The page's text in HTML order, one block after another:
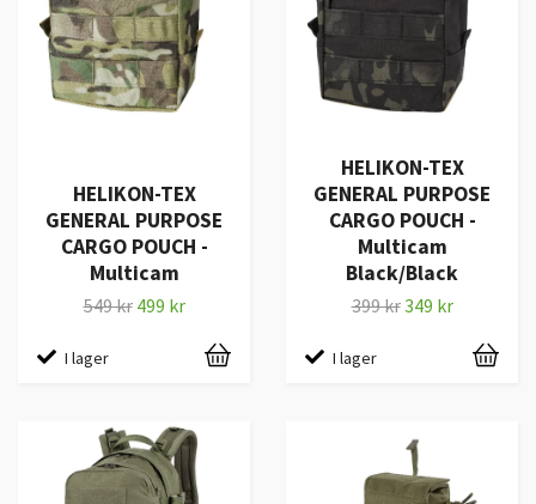
HELIKON-TEX
GENERAL PURPOSE
CARGO POUCH -
Multicam
549 kr 499 kr
I lager
HELIKON-TEX
GENERAL PURPOSE
CARGO POUCH -
Multicam
Black/Black
399 kr349 kr
I lager